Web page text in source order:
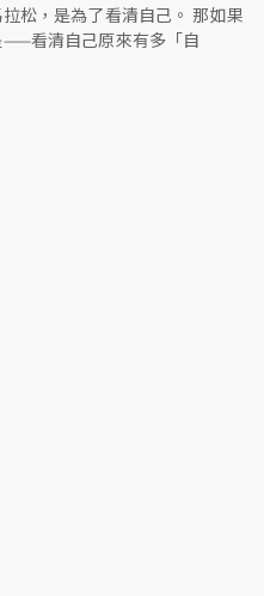
松，是為了看清自己。 那如果
看清自己原來有多「自